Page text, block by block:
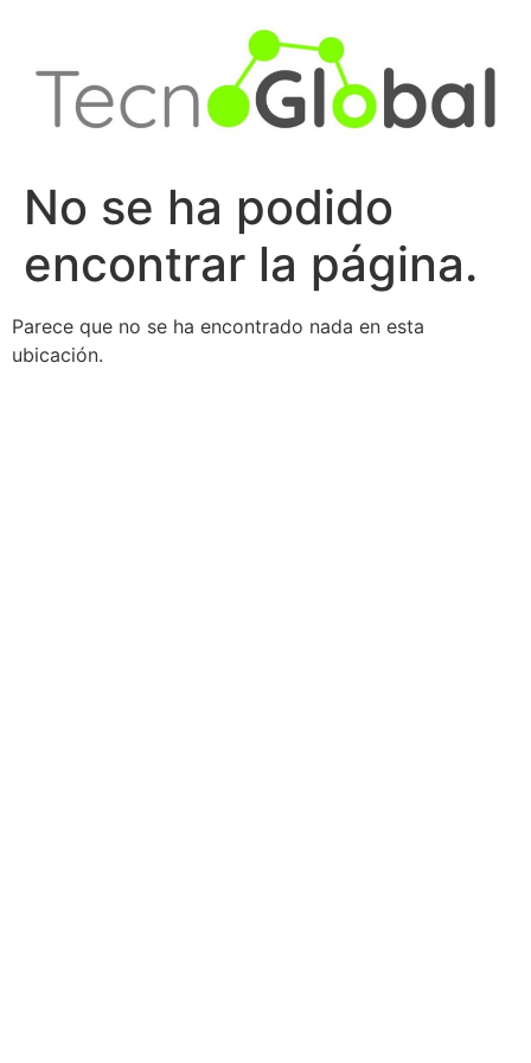
contenido
No se ha podido
encontrar la página.
Parece que no se ha encontrado nada en esta
ubicación.